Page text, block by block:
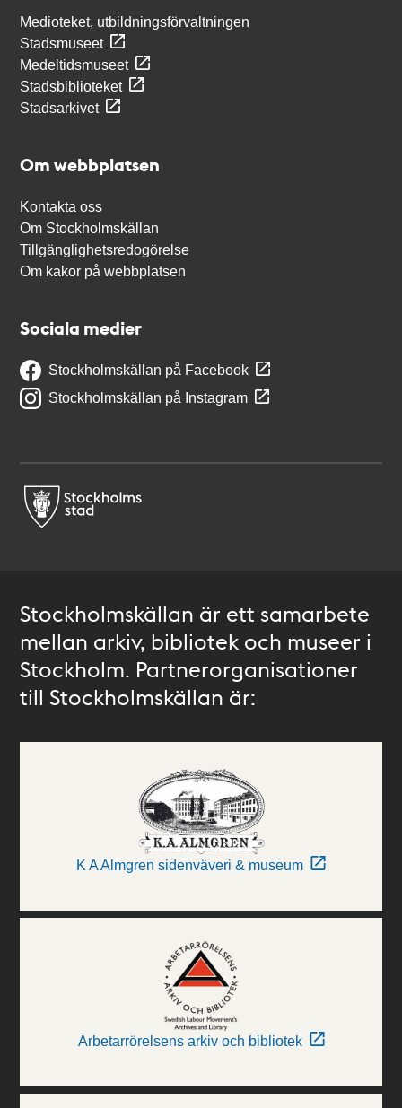
Medioteket, utbildningsförvaltningen
Stadsmuseet
Medeltidsmuseet
Stadsbiblioteket
Stadsarkivet
Om webbplatsen
Kontakta oss
Om Stockholmskällan
Tillgänglighetsredogörelse
Om kakor på webbplatsen
Sociala medier
Stockholmskällan på Facebook
Stockholmskällan på Instagram
Stockholmskällan är ett samarbete
mellan arkiv, bibliotek och museer i
Stockholm. Partnerorganisationer
till Stockholmskällan är:
K A Almgren sidenväveri & museum
Arbetarrörelsens arkiv och bibliotek